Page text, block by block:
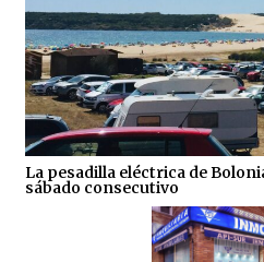
La pesadilla eléctrica de
sábado consecutivo